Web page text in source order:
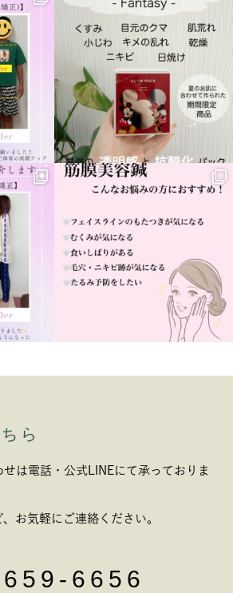
ら
は電話・公式LINEにて承っておりま
お気軽にご連絡ください。
6656